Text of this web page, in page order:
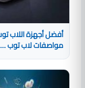
مواصفات لاب توب ...